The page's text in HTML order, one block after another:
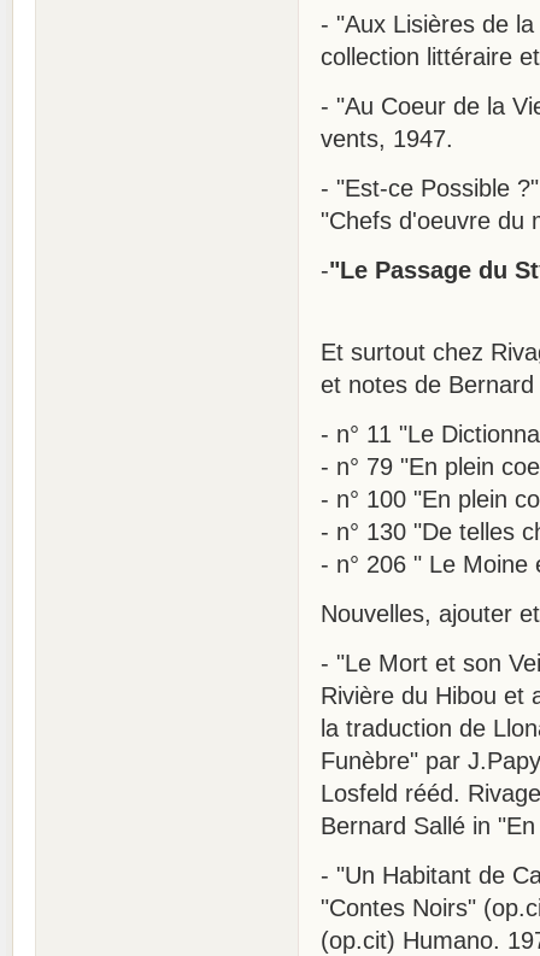
- "Aux Lisières de
collection littéraire
- "Au Coeur de la
vents, 1947.
- "Est-ce Possible
"Chefs d'oeuvre du
-"Le Passage du
Et surtout chez
et notes de
- n° 11 "Le
- n° 79 "En plein
- n° 100 "En plein
- n° 130 "De telles
- n° 206 " Le Moine
Nouvelles, ajouter
- "Le Mort et son
Rivière du Hibou et
la traduction de
Funèbre" par
Losfeld rééd.
Bernard Sallé in
- "Un Habitant de
"Contes Noirs"
(op.cit) Humano.